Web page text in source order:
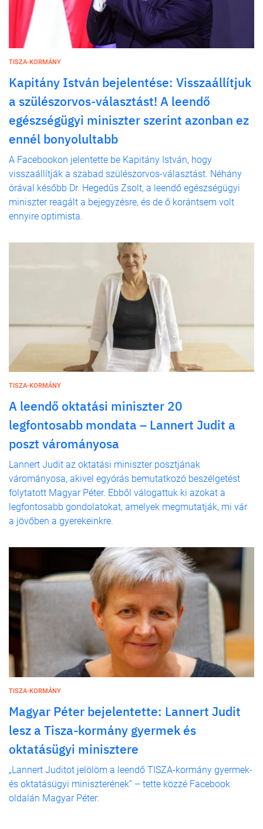
TISZA-KORMÁNY
Kapitány István bejelentése: Visszaállítjuk
a szülészorvos-választást! A leendő
egészségügyi miniszter szerint azonban ez
ennél bonyolultabb
A Facebookon jelentette be Kapitány István, hogy
visszaállítják a szabad szülészorvos-választást. Néhány
órával később Dr. Hegedűs Zsolt, a leendő egészségügyi
miniszter reagált a bejegyzésre, és de ő korántsem volt
ennyire optimista.
TISZA-KORMÁNY
A leendő oktatási miniszter 20
legfontosabb mondata – Lannert Judit a
poszt várományosa
Lannert Judit az oktatási miniszter posztjának
várományosa, akivel egyórás bemutatkozó beszélgetést
folytatott Magyar Péter. Ebből válogattuk ki azokat a
legfontosabb gondolatokat, amelyek megmutatják, mi vár
a jövőben a gyerekeinkre.
TISZA-KORMÁNY
Magyar Péter bejelentette: Lannert Judit
lesz a Tisza-kormány gyermek és
oktatásügyi minisztere
„Lannert Juditot jelölöm a leendő TISZA-kormány gyermek-
és oktatásügyi miniszterének” – tette közzé Facebook
oldalán Magyar Péter.